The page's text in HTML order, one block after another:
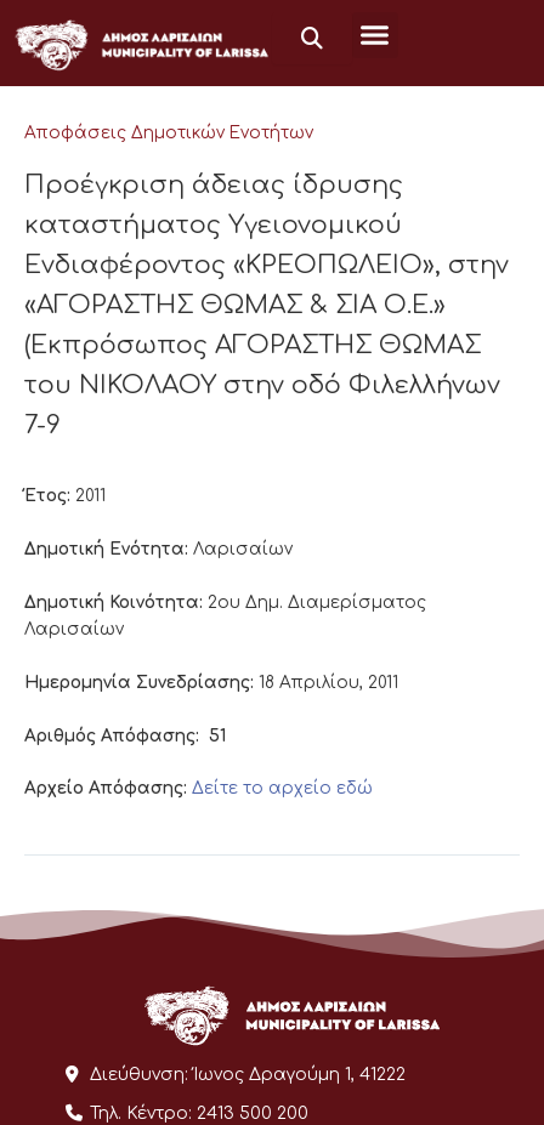
στο
περιεχόμενο
Αποφάσεις Δημοτικών Ενοτήτων
Προέγκριση άδειας ίδρυσης
καταστήματος Υγειονομικού
Ενδιαφέροντος «ΚΡΕΟΠΩΛΕΙΟ», στην
«ΑΓΟΡΑΣΤΗΣ ΘΩΜΑΣ & ΣΙΑ Ο.Ε.»
(Εκπρόσωπος ΑΓΟΡΑΣΤΗΣ ΘΩΜΑΣ
του ΝΙΚΟΛΑΟΥ στην οδό Φιλελλήνων
7-9
Έτος: 2011
Δημοτική Ενότητα: Λαρισαίων
Δημοτική Κοινότητα: 2ου Δημ. Διαμερίσματος
Λαρισαίων
Ημερομηνία Συνεδρίασης: 18 Απριλίου, 2011
Αριθμός Απόφασης: 51
Αρχείο Απόφασης: Δείτε το αρχείο εδώ
Διεύθυνση: Ίωνος Δραγούμη 1, 41222
Τηλ. Κέντρο: 2413 500 200